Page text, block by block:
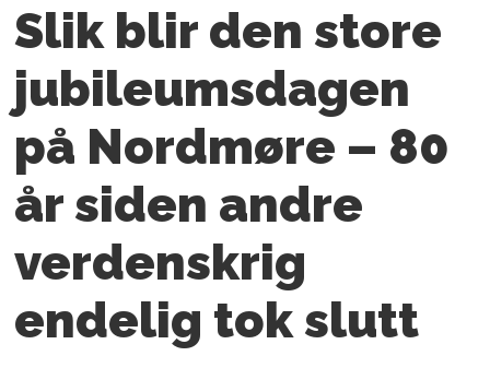
Slik blir den store
jubileumsdagen
på Nordmøre – 80
år siden andre
verdenskrig
endelig tok slutt